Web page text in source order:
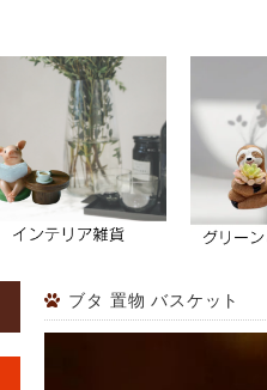
ブタ 置物 バスケット